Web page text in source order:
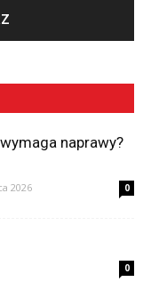
naprawy?
2026 0
0